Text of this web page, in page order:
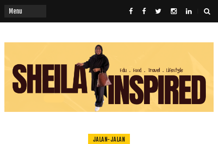
JALAN-JALAN